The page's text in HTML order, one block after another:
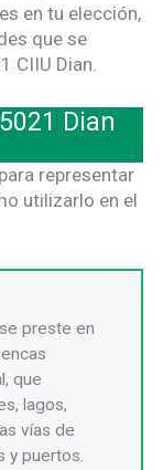
en tu elección,
que se
CIIU Dian.
Dian
representar
utilizarlo en el
preste en
que
lagos,
vías de
y puertos.